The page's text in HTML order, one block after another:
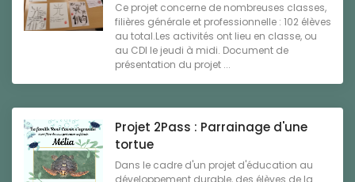
Ce projet concerne de nombreuses classes,
filières générale et professionnelle : 102 élèves
au total.Les activités ont lieu en classe, ou
au CDI le jeudi à midi. Document de
présentation du projet ...
Projet 2Pass : Parrainage d'une
tortue
Dans le cadre d'un projet d'éducation au